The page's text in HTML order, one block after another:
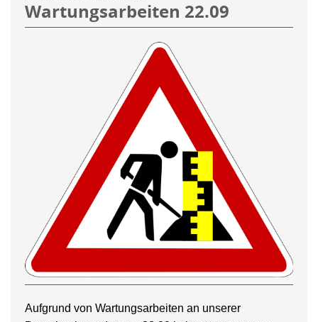
Wartungsarbeiten 22.09
Aufgrund von Wartungsarbeiten an unserer